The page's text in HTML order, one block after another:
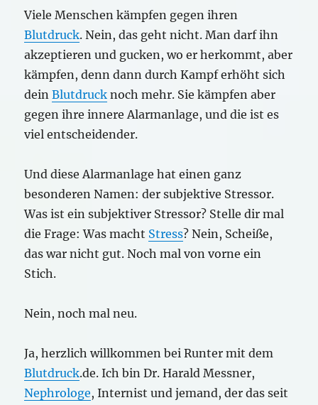
Viele Menschen kämpfen gegen ihren
Blutdruck. Nein, das geht nicht. Man darf ihn
akzeptieren und gucken, wo er herkommt, aber
kämpfen, denn dann durch Kampf erhöht sich
deinBlutdruck noch mehr. Sie kämpfen aber
gegen ihre innere Alarmanlage, und die ist es
viel entscheidender.
Und diese Alarmanlage hat einen ganz
besonderen Namen: der subjektive Stressor.
Was ist ein subjektiver Stressor? Stelle dir mal
die Frage: Was macht Stress? Nein, Scheiße,
das war nicht gut. Noch mal von vorne ein
Stich.
Nein, noch mal neu.
Ja, herzlich willkommen bei Runter mit dem
Blutdruck.de. Ich bin Dr. Harald Messner,
Nephrologe, Internist und jemand, der das seit